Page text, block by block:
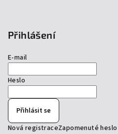
Přihlášení
E-mail
Heslo
Přihlásit se
Nová registraceZapomenuté heslo